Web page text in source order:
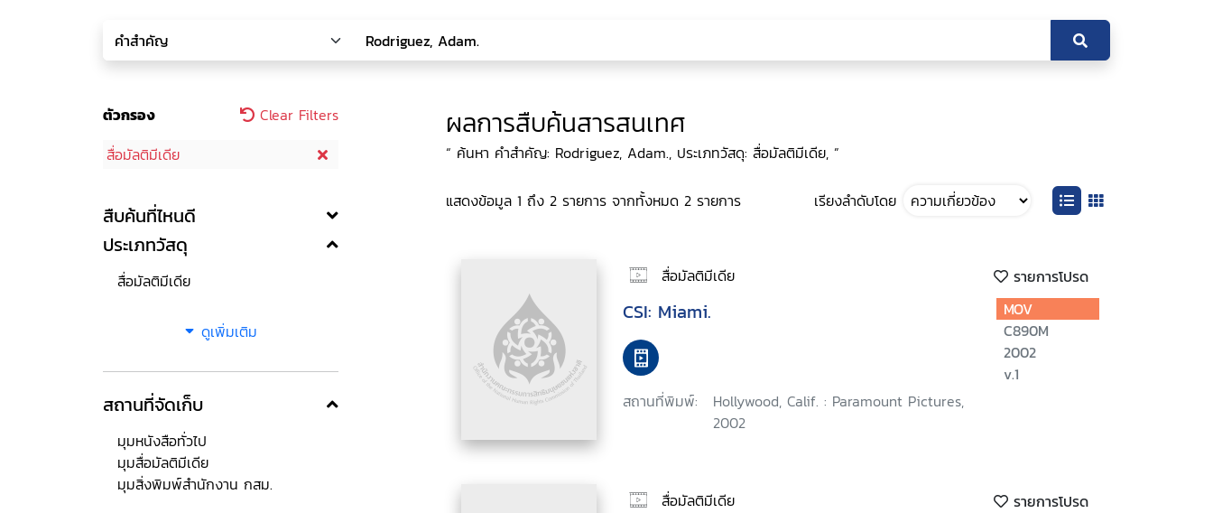
ตัวกรอง
Clear Filters
สื่อมัลติมีเดีย
สืบค้นที่ไหนดี
ประเภทวัสดุ
สื่อมัลติมีเดีย
ดูเพิ่มเติม
สถานที่จัดเก็บ
มุมหนังสือทั่วไป
มุมสื่อมัลติมีเดีย
มุมสิ่งพิมพ์สำนักงาน กสม.
ผลการสืบค้นสารสนเทศ
“ ค้นหา คำสำคัญ: Rodriguez, Adam., ประเภทวัสดุ: สื่อมัลติมีเดีย, ”
แสดงข้อมูล 1 ถึง 2 รายการ จากทั้งหมด 2 รายการ เรียงลำดับโดย
สื่อมัลติมีเดีย รายการโปรด
CSI: Miami.
สถานที่พิมพ์:
Hollywood, Calif. : Paramount Pictures,
2002
MOV
C890M
2002
v.1
สื่อมัลติมีเดีย รายการโปรด